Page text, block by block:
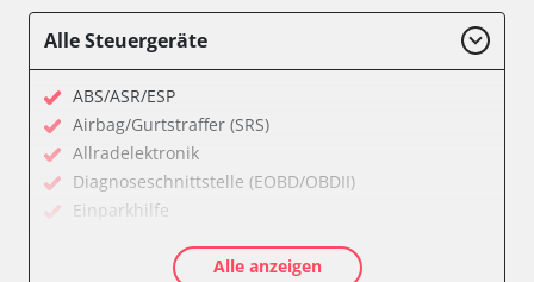
Alle Steuergeräte
ABS/ASR/ESP
Airbag/Gurtstraffer (SRS)
Allradelektronik
Diagnoseschnittstelle (EOBD/OBDII)
Einparkhilfe
GetriebesteuerungAlle anzeigen